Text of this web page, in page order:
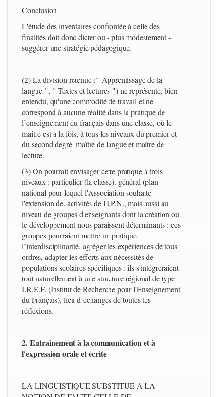
Conclusion
L'étude des inventaires confrontée à celle des
finalités doit donc dicter ou - plus modestement -
suggérer une stratégie pédagogique.
(2) La division retenue (" Apprentissage de la
langue ", " Textes et lectures ") ne représente, bien
entendu, qu'une commodité de travail et ne
correspond à aucune réalité dans la pratique de
l’enseignement du français dans une classe, où le
maître est à la fois, à tous les niveaux du premier et
du second degré, maître de langue et maître de
lecture.
(3) On pourrait envisager cette pratique à trois
niveaux : particulier (la classe). général (plan
national pour lequel l'Association souhaite
l'extension de. activités de l'I.P.N., mais aussi au
niveau de groupes d'enseignants dont la création ou
le développement nous paraissent déterminants : ces
groupes pourraient mettre un pratique
l’interdisciplinarité, agréger les expériences de tous
ordres, adapter les efforts aux nécessités de
populations scolaires spécifiques : ils s'intégreraient
tout naturellement à une structure régional de type
I.R.E.F. (Institut de Recherche pour l'Enseignement
du Français), lieu d’échanges de toutes les
réflexions.
2. Entraînement à la communication et à
l'expression orale et écrite
LA LINGUISTIQUE SUBSTITUE A LA